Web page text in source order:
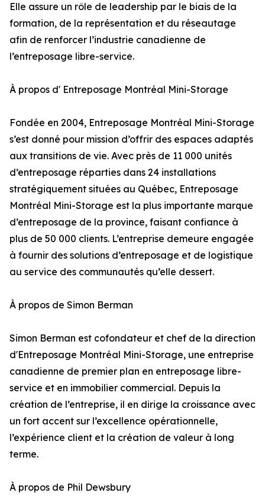
Elle assure un rôle de leadership par le biais de la
formation, de la représentation et du réseautage
afin de renforcer l’industrie canadienne de
l’entreposage libre-service.
À propos d' Entreposage Montréal Mini-Storage
Fondée en 2004, Entreposage Montréal Mini-Storage
s’est donné pour mission d’offrir des espaces adaptés
aux transitions de vie. Avec près de 11 000 unités
d’entreposage réparties dans 24 installations
stratégiquement situées au Québec, Entreposage
Montréal Mini-Storage est la plus importante marque
d’entreposage de la province, faisant confiance à
plus de 50 000 clients. L’entreprise demeure engagée
à fournir des solutions d’entreposage et de logistique
au service des communautés qu’elle dessert.
À propos de Simon Berman
Simon Berman est cofondateur et chef de la direction
d'Entreposage Montréal Mini-Storage, une entreprise
canadienne de premier plan en entreposage libre-
service et en immobilier commercial. Depuis la
création de l’entreprise, il en dirige la croissance avec
un fort accent sur l’excellence opérationnelle,
l’expérience client et la création de valeur à long
terme.
À propos de Phil Dewsbury